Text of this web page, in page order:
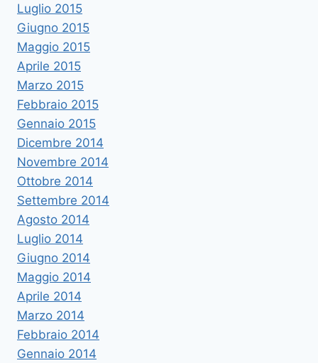
Luglio 2015
Giugno 2015
Maggio 2015
Aprile 2015
Marzo 2015
Febbraio 2015
Gennaio 2015
Dicembre 2014
Novembre 2014
Ottobre 2014
Settembre 2014
Agosto 2014
Luglio 2014
Giugno 2014
Maggio 2014
Aprile 2014
Marzo 2014
Febbraio 2014
Gennaio 2014